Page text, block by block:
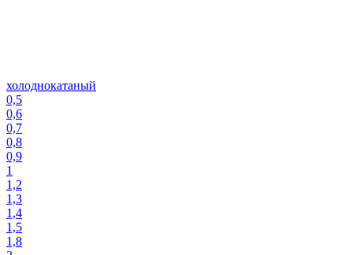
холоднокатаный
0,5
0,6
0,7
0,8
0,9
1
1,2
1,3
1,4
1,5
1,8